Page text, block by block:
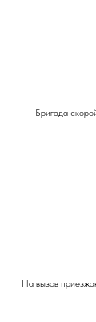
Бригада
На вызов